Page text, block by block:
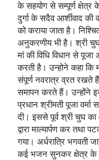
के सहयोग से सम्पूर्ण क्षेत्र
दुर्गा के सदैव आर्शीवाद
को कराया जाता है।
अनुकरणीय भी है। श्री
मां की विधि विधान से
करती है। उन्होने कहा
संपूर्ण नवरात्र व्रत रखते
समापन करते हैं। उन्होंने
प्रधान श्रीमती पूजा वर्मा
दी। इससे पूर्व श्री चुघ
द्वारा माल्यार्पण कर तथा
गया। अर्धरात्रि भगवती
कई भजन सुनकर क्षेत्र के